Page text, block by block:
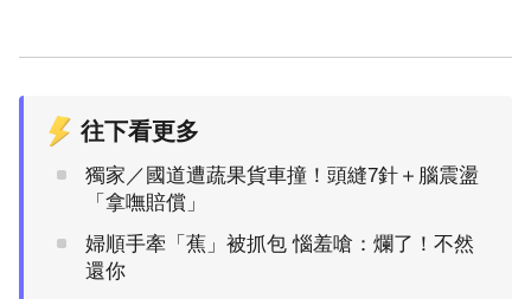
往下看更多
獨家／國道遭蔬果貨車撞！頭縫7針＋腦震盪
「拿嘸賠償」
婦順手牽「蕉」被抓包 惱羞嗆：爛了！不然
還你